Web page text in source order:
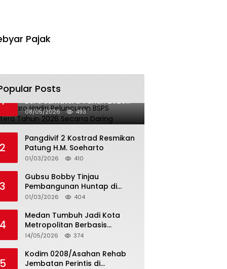
Pajak
Posts
1
Bupati Karo Hadiri Peluncuran
BSPS Sumatera Tahun 2026
Secarra Daring
08/05/2026 493
2
Pangdivif 2 Kostrad Resmikan
Patung H.M. Soeharto
01/03/2026 410
3
Gubsu Bobby Tinjau
Pembangunan Huntap di
Tapteng
01/03/2026 404
4
Medan Tumbuh Jadi Kota
Metropolitan Berbasis
Teknologi
14/05/2026 374
5
Kodim 0208/Asahan Rehab
Jembatan Perintis di